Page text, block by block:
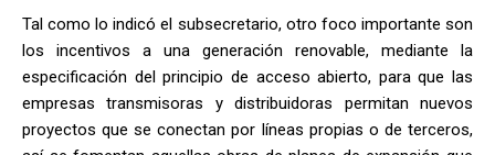
Tal como lo indicó el subsecretario, otro foco importante son
los incentivos a una generación renovable, mediante la
especificación del principio de acceso abierto, para que las
empresas transmisoras y distribuidoras permitan nuevos
proyectos que se conectan por líneas propias o de terceros,